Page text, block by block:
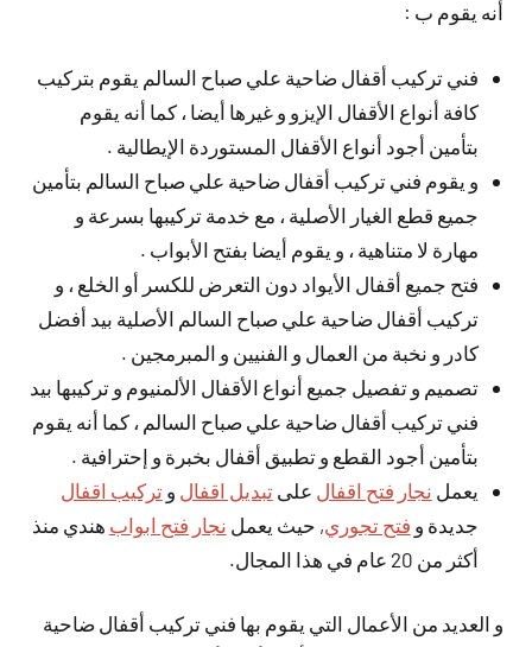
أنه يقوم ب :
فني تركيب أقفال ضاحية علي صباح السالم يقوم بتركيب
كافة أنواع الأقفال الإيزو و غيرها أيضا ، كما أنه يقوم
بتأمين أجود أنواع الأقفال المستوردة الإيطالية .
و يقوم فني تركيب أقفال ضاحية علي صباح السالم بتأمين
جميع قطع الغيار الأصلية ، مع خدمة تركيبها بسرعة و
مهارة لا متناهية ، و يقوم أيضا بفتح الأبواب .
فتح جميع أقفال الأيواد دون التعرض للكسر أو الخلع ، و
تركيب أقفال ضاحية علي صباح السالم الأصلية بيد أفضل
كادر و نخبة من العمال و الفنيين و المبرمجين .
تصميم و تفصيل جميع أنواع الأقفال الألمنيوم و تركيبها بيد
فني تركيب أقفال ضاحية علي صباح السالم ، كما أنه يقوم
بتأمين أجود القطع و تطبيق أقفال بخبرة و إحترافية .
يعمل نجار فتح اقفال علىتبديل اقفال وتركيب اقفال
جديدة و فتح تجوري, حيث يعمل نجار فتح ابواب هندي منذ
أكثر من 20 عام في هذا المجال.
و العديد من الأعمال التي يقوم بها فني تركيب أقفال ضاحية